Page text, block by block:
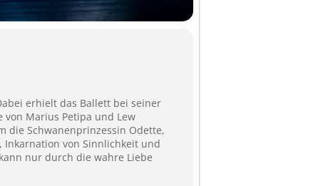
erhielt das Ballett bei seiner
Marius Petipa und Lew
die Schwanen­prinzessin Odette,
von Sinnlichkeit und
nur durch die wahre Liebe